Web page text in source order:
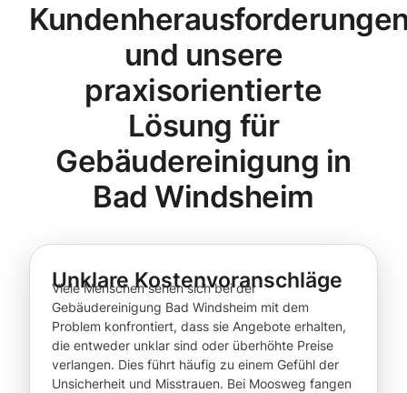
und unsere
praxisorientierte
Lösung für
Gebäudereinigung in
Bad Windsheim
Unklare Kostenvoranschläge
Viele Menschen sehen sich bei der
Gebäudereinigung Bad Windsheim mit dem
Problem konfrontiert, dass sie Angebote erhalten,
die entweder unklar sind oder überhöhte Preise
verlangen. Dies führt häufig zu einem Gefühl der
Unsicherheit und Misstrauen. Bei Moosweg fangen